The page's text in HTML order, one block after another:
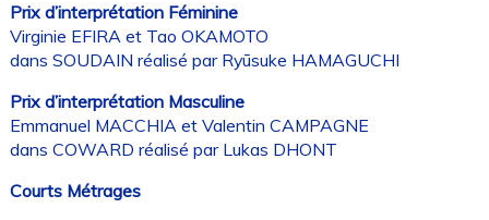
Prix d’interprétation Féminine
Virginie EFIRA et Tao OKAMOTO
dans SOUDAIN réalisé par Ryūsuke HAMAGUCHI
Prix d’interprétation Masculine
Emmanuel MACCHIA et Valentin CAMPAGNE
dans COWARD réalisé par Lukas DHONT
Courts Métrages